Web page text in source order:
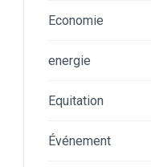
Economie
energie
Equitation
Événement